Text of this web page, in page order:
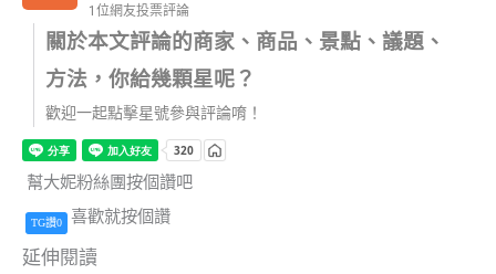
1位網友投票評論
關於本文評論的商家、商品、景點、議題、
方法，你給幾顆星呢？
歡迎一起點擊星號參與評論唷！
幫大妮粉絲團按個讚吧
TG讚0 喜歡就按個讚
延伸閱讀